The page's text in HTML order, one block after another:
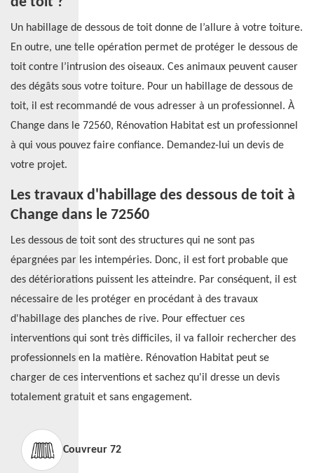
Un habillage de dessous de toit donne de l’allure à votre toiture.
En outre, une telle opération permet de protéger le dessous de
toit contre l’intrusion des oiseaux. Ces animaux peuvent causer
des dégâts sous votre toiture. Pour un habillage de dessous de
toit, il est recommandé de vous adresser à un professionnel. À
Change dans le 72560, Rénovation Habitat est un professionnel
à qui vous pouvez faire confiance. Demandez-lui un devis de
votre projet.
Les travaux d'habillage des dessous de toit à
Change dans le 72560
Les dessous de toit sont des structures qui ne sont pas
épargnées par les intempéries. Donc, il est fort probable que
des détériorations puissent les atteindre. Par conséquent, il est
nécessaire de les protéger en procédant à des travaux
d'habillage des planches de rive. Pour effectuer ces
interventions qui sont très difficiles, il va falloir rechercher des
professionnels en la matière. Rénovation Habitat peut se
charger de ces interventions et sachez qu'il dresse un devis
totalement gratuit et sans engagement.
Couvreur 72